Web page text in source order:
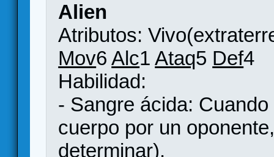
Alien
Atributos:
Mov6Alc1Ataq5 Def4
Habilidad:
- Sangre ácida:
cuerpo por un
determinar).